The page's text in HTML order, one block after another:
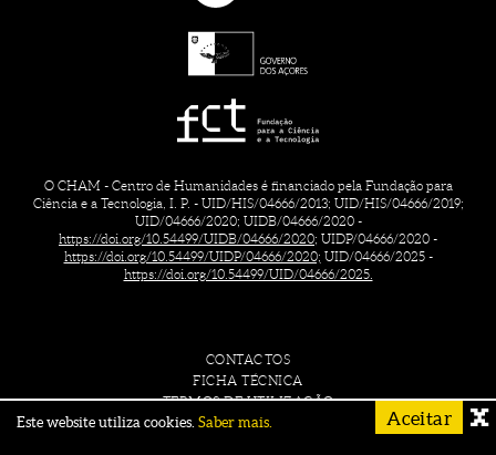
O CHAM - Centro de Humanidades é financiado pela Fundação para
Ciência e a Tecnologia, I. P. - UID/HIS/04666/2013; UID/HIS/04666/2019;
UID/04666/2020; UIDB/04666/2020 -
https://doi.org/10.54499/UIDB/04666/2020; UIDP/04666/2020 -
https://doi.org/10.54499/UIDP/04666/2020; UID/04666/2025 -
https://doi.org/10.54499/UID/04666/2025.
CONTACTOS
FICHA TÉCNICA
TERMOS DE UTILIZAÇÃO
Este website utiliza cookies. Saber mais. Aceitar